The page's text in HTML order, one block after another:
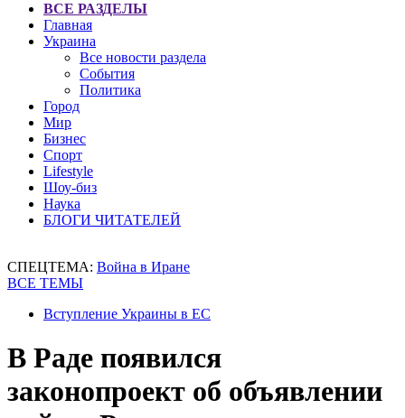
ВСЕ РАЗДЕЛЫ
Главная
Украина
Все новости раздела
События
Политика
Город
Мир
Бизнес
Спорт
Lifestyle
Шоу-биз
Наука
БЛОГИ ЧИТАТЕЛЕЙ
СПЕЦТЕМА: Война в Иране
ВСЕ ТЕМЫ
Вступление Украины в ЕС
В Раде появился
законопроект об объявлении